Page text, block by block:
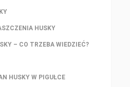
HUSKY
– CO TRZEBA WIEDZIEĆ?
HUSKY W PIGUŁCE